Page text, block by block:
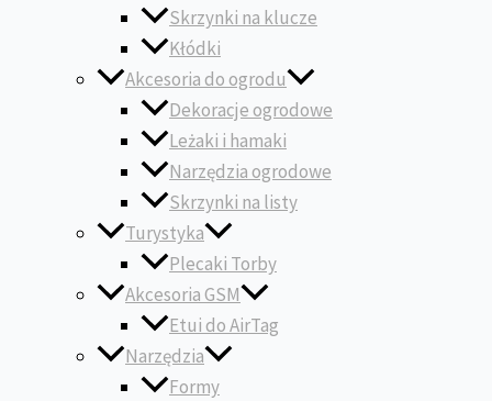
Skrzynki na klucze
Kłódki
Akcesoria do ogrodu
Dekoracje ogrodowe
Leżaki i hamaki
Narzędzia ogrodowe
Skrzynki na listy
Turystyka
Plecaki Torby
Akcesoria GSM
Etui do AirTag
Narzędzia
Formy